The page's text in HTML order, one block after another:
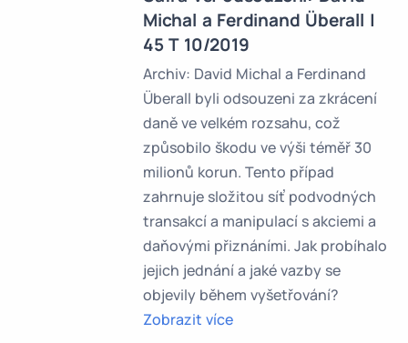
Michal a Ferdinand Überall |
45 T 10/2019
Archiv: David Michal a Ferdinand
Überall byli odsouzeni za zkrácení
daně ve velkém rozsahu, což
způsobilo škodu ve výši téměř 30
milionů korun. Tento případ
zahrnuje složitou síť podvodných
transakcí a manipulací s akciemi a
daňovými přiznáními. Jak probíhalo
jejich jednání a jaké vazby se
objevily během vyšetřování?
Zobrazit více